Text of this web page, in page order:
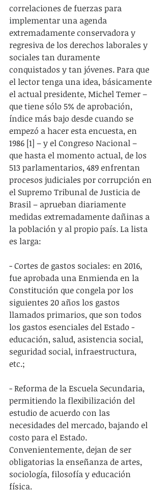
correlaciones de fuerzas para
implementar una agenda
extremadamente conservadora y
regresiva de los derechos laborales y
sociales tan duramente
conquistados y tan jóvenes. Para que
el lector tenga una idea, básicamente
el actual presidente, Michel Temer –
que tiene sólo 5% de aprobación,
índice más bajo desde cuando se
empezó a hacer esta encuesta, en
1986 [1] – y el Congreso Nacional –
que hasta el momento actual, de los
513 parlamentarios, 489 enfrentan
procesos judiciales por corrupción en
el Supremo Tribunal de Justicia de
Brasil – aprueban diariamente
medidas extremadamente dañinas a
la población y al propio país. La lista
es larga:
- Cortes de gastos sociales: en 2016,
fue aprobada una Enmienda en la
Constitución que congela por los
siguientes 20 años los gastos
llamados primarios, que son todos
los gastos esenciales del Estado -
educación, salud, asistencia social,
seguridad social, infraestructura,
etc.;
- Reforma de la Escuela Secundaria,
permitiendo la flexibilización del
estudio de acuerdo con las
necesidades del mercado, bajando el
costo para el Estado.
Convenientemente, dejan de ser
obligatorias la enseñanza de artes,
sociología, filosofía y educación
física.